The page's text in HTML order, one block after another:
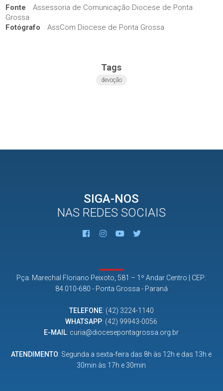
Fonte
Assessoria de Comunicação Diocese de Ponta
Grossa
Fotógrafo
AssCom Diocese de Ponta Grossa
Tags
devoção
SIGA-NOS
NAS REDES SOCIAIS
Pça. Marechal Floriano Peixoto, 581 – 1º Andar Centro | CEP:
84.010-680 - Ponta Grossa - Paraná
TELEFONE: (42) 3224-1140
WHATSAPP: (42) 99943-0056
E-MAIL: curia@diocesepontagrossa.org.br
ATENDIMENTO: Segunda a sexta-feira das 8h às 12h e das 13h e
30min às 17h e 30min